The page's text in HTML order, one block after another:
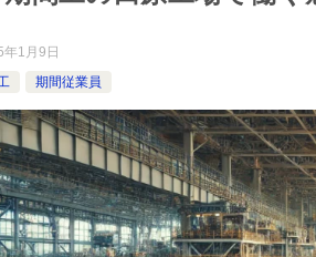
年1月9日
期間従業員